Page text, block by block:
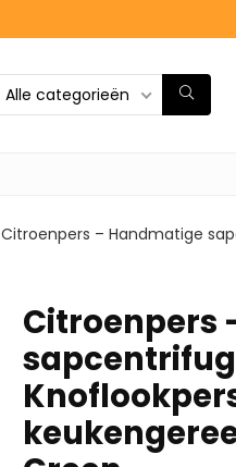
Alle categorieën
Citroenpers – Handmatige
Citroenpers